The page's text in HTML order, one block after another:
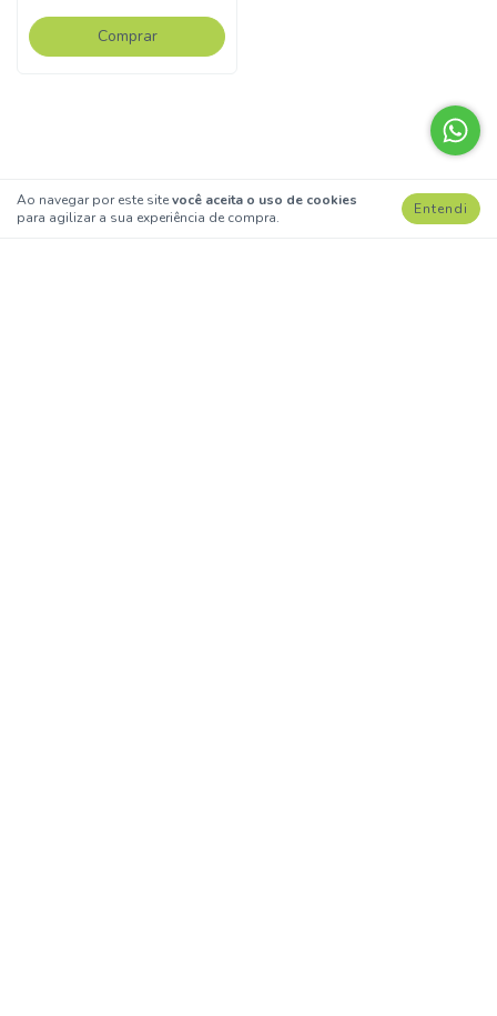
Ao navegar por este sitevocê aceita o uso de cookies
para agilizar a sua experiência de compra.
Entendi
Comprar